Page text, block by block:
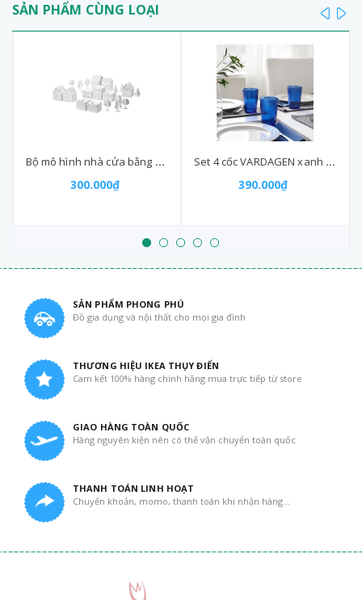
SẢN PHẨM CÙNG LOẠI
Bộ mô hình nhà cửa bằng bìa cứng MALA IKEA - thủ công cho bé
300.000₫
Set 4 cốc VARDAGEN xanh 310ml
390.000₫
prev
SẢN PHẨM PHONG PHÚ
Đồ gia dụng và nội thất cho mọi gia đình
THƯƠNG HIỆU IKEA THỤY ĐIỂN
Cam kết 100% hàng chính hãng mua trực tiếp từ store
GIAO HÀNG TOÀN QUỐC
Hàng nguyên kiện nên có thể vận chuyển toàn quốc
THANH TOÁN LINH HOẠT
Chuyển khoản, momo, thanh toán khi nhận hàng...